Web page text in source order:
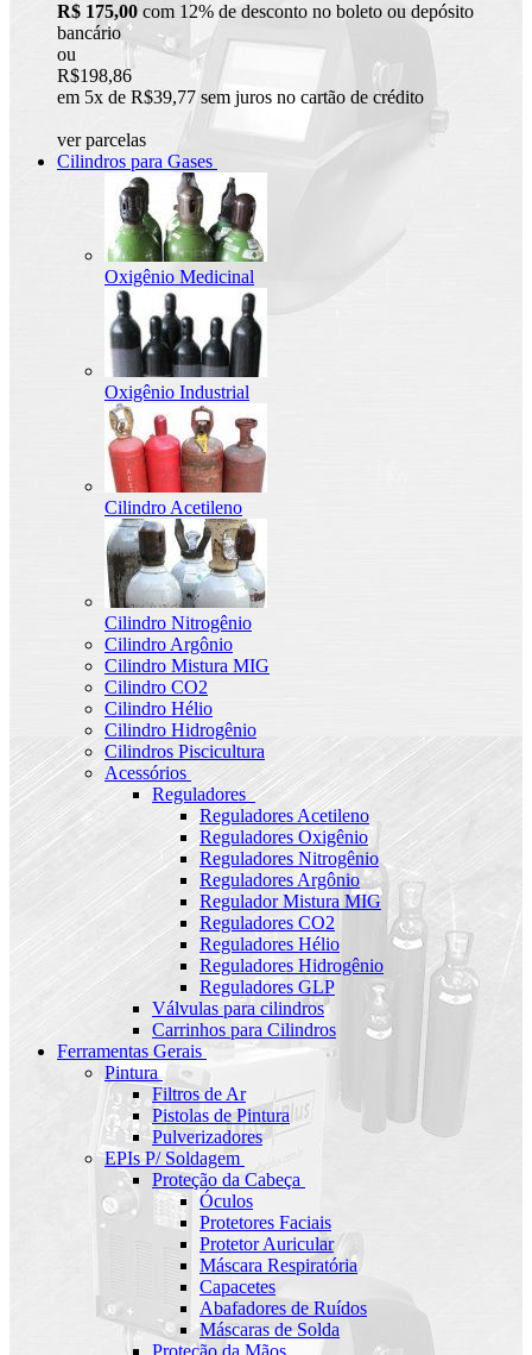
R$ 175,00 com 12% de desconto no boleto ou depósito
bancário
ou
R$198,86
em 5x de R$39,77 sem juros no cartão de crédito
ver parcelas
Cilindros para Gases
Oxigênio Medicinal
Oxigênio Industrial
Cilindro Acetileno
Cilindro Nitrogênio
Cilindro Argônio
Cilindro Mistura MIG
Cilindro CO2
Cilindro Hélio
Cilindro Hidrogênio
Cilindros Piscicultura
Acessórios
Reguladores
Reguladores Acetileno
Reguladores Oxigênio
Reguladores Nitrogênio
Reguladores Argônio
Regulador Mistura MIG
Reguladores CO2
Reguladores Hélio
Reguladores Hidrogênio
Reguladores GLP
Válvulas para cilindros
Carrinhos para Cilindros
Ferramentas Gerais
Pintura
Filtros de Ar
Pistolas de Pintura
Pulverizadores
EPIs P/ Soldagem
Proteção da Cabeça
Óculos
Protetores Faciais
Protetor Auricular
Máscara Respiratória
Capacetes
Abafadores de Ruídos
Máscaras de Solda